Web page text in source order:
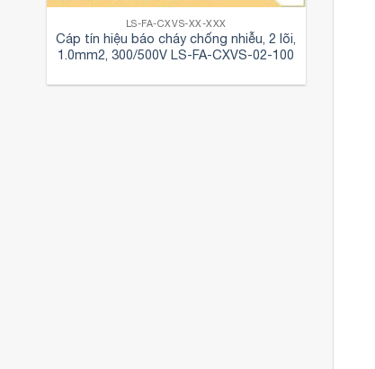
LS-FA-CXVS-XX-XXX
Cáp tín hiệu báo cháy chống nhiễu, 2 lõi,
1.0mm2, 300/500V LS-FA-CXVS-02-100